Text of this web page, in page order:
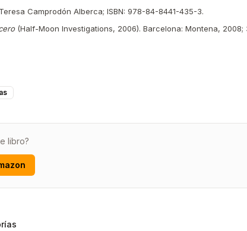
Camprodón Alberca; ISBN: 978-84-8441-435-3.
(Half-Moon Investigations, 2006). Barcelona: Montena,
libro?